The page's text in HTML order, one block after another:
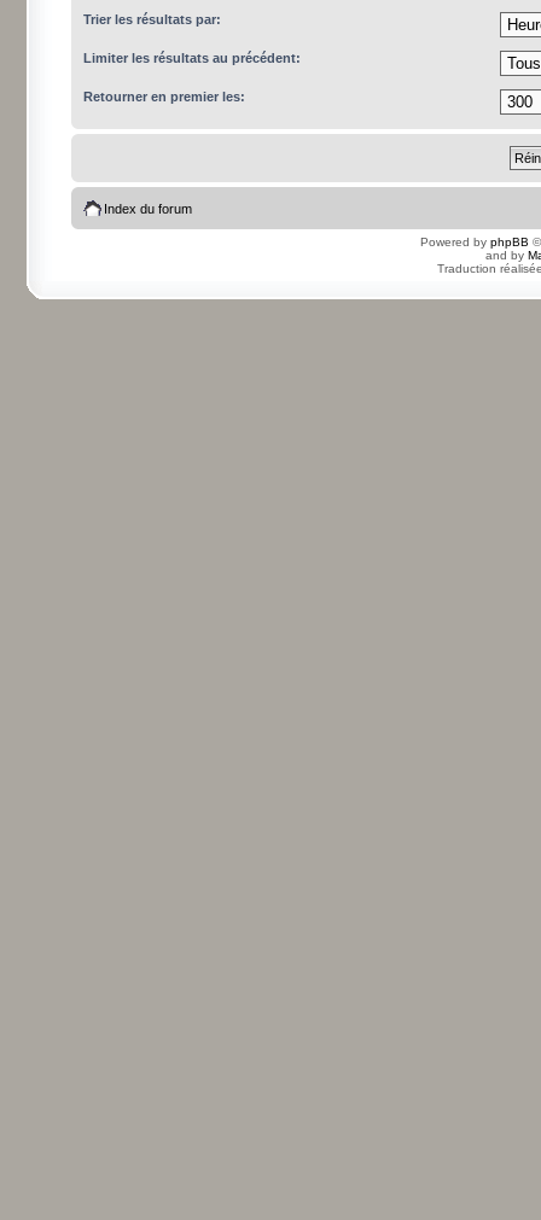
Trier les résultats par:
Limiter les résultats au précédent:
Retourner en premier les:
Index du forum
Powered by phpBB
and by
Traduction